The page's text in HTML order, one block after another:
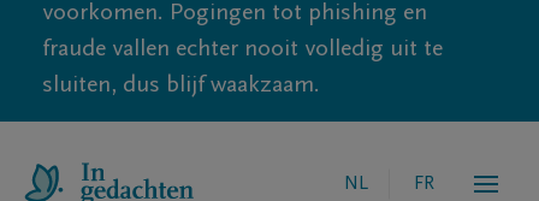
voorkomen. Pogingen tot phishing en
fraude vallen echter nooit volledig uit te
sluiten, dus blijf waakzaam.
NL FR